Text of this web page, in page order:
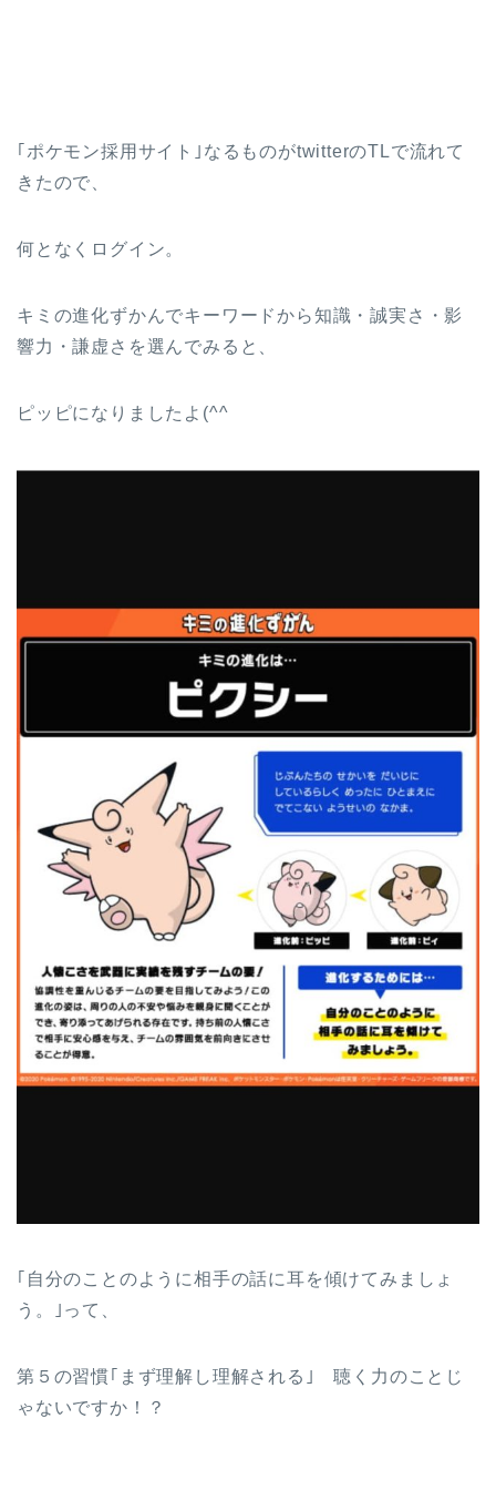
｢ポケモン採用サイト｣なるものがtwitterのTLで流れて
きたので、
何となくログイン。
キミの進化ずかんでキーワードから知識・誠実さ・影
響力・謙虚さを選んでみると、
ピッピになりましたよ(^^ゞ
｢自分のことのように相手の話に耳を傾けてみましょ
う。｣って、
第５の習慣｢まず理解し理解される｣ 聴く力のことじ
ゃないですか！？